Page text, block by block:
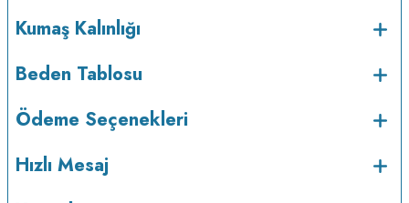
kurutulmaz.Orta ısıda ve tersten ütülenir.
Kumaş Kalınlığı
Beden Tablosu
Ödeme Seçenekleri
Hızlı Mesaj